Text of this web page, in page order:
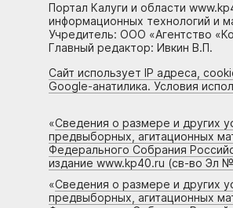
Портал Калуги и области
информационных технологий и
Учредитель: ООО «Агентство
Главный редактор: Ивкин В.П.
Сайт использует IP адреса,
Google-анатилика. Условия
«Сведения о размере и других
предвыборных, агитационных
Федерального Собрания
издание www.kp40.ru (св-во Эл
«Сведения о размере и других
предвыборных, агитационных